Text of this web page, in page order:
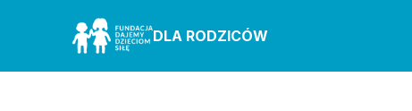
DLA RODZICÓW